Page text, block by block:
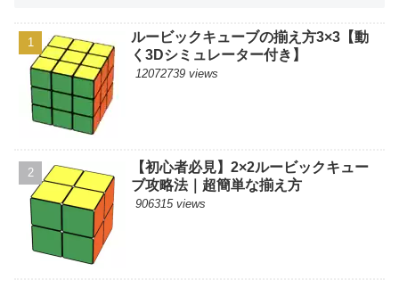
ルービックキューブの揃え方3×3【動
く3Dシミュレーター付き】
12072739 views
【初心者必見】2×2ルービックキュー
ブ攻略法｜超簡単な揃え方
906315 views